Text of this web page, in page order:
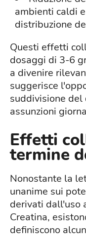
ambienti caldi
distribuzione
Questi effetti
dosaggi di 3-6
a divenire
suggerisce
suddivisione del
assunzioni
Effetti
termine
Nonostante la
unanime sui
derivati dall'uso
Creatina,
definiscono